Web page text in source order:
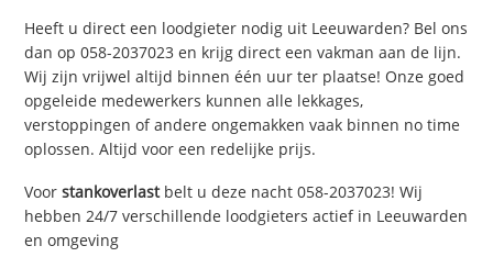
Heeft u direct een loodgieter nodig uit Leeuwarden? Bel ons
dan op 058-2037023 en krijg direct een vakman aan de lijn.
Wij zijn vrijwel altijd binnen één uur ter plaatse! Onze goed
opgeleide medewerkers kunnen alle lekkages,
verstoppingen of andere ongemakken vaak binnen no time
oplossen. Altijd voor een redelijke prijs.
Voorstankoverlastbelt u deze nacht 058-2037023! Wij
hebben 24/7 verschillende loodgieters actief in Leeuwarden
en omgeving